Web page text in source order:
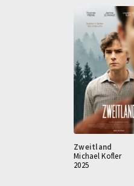
Zweitland
Michael Kofler
2025